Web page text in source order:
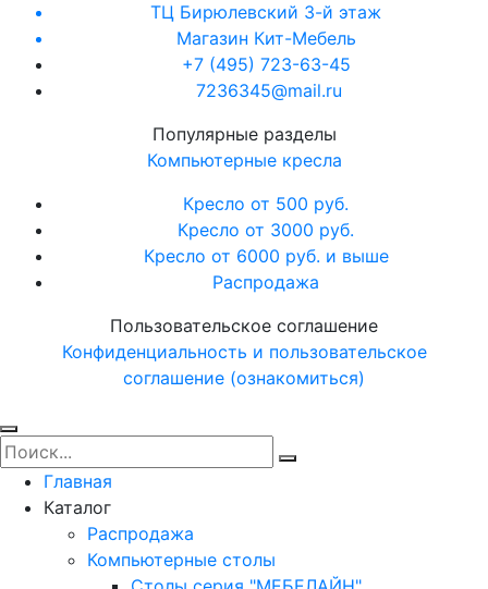
ТЦ Бирюлевский 3-й этаж
Магазин Кит-Мебель
+7 (495) 723-63-45
7236345@mail.ru
Популярные разделы
Компьютерные кресла
Кресло от 500 руб.
Кресло от 3000 руб.
Кресло от 6000 руб. и выше
Распродажа
Пользовательское соглашение
Конфиденциальность и пользовательское
соглашение (ознакомиться)
Главная
Каталог
Распродажа
Компьютерные столы